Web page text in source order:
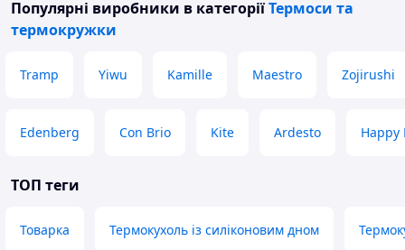
Популярні виробники в категоріїТермоси та
термокружки
Tramp Yiwu Kamille Maestro Zojirushi
Edenberg Con Brio Kite Ardesto Happy
ТОП теги
Товарка Термокухоль із силіконовим дном